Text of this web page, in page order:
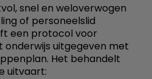
snel en weloverwogen
of personeelslid
een protocol voor
uitgegeven met
Het behandelt
uitvaart: